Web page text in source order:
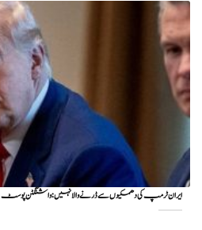
ایران ٹرمپ کی دھمکیوں سے ڈرنے والا نہیں: واشنگٹن پوسٹ